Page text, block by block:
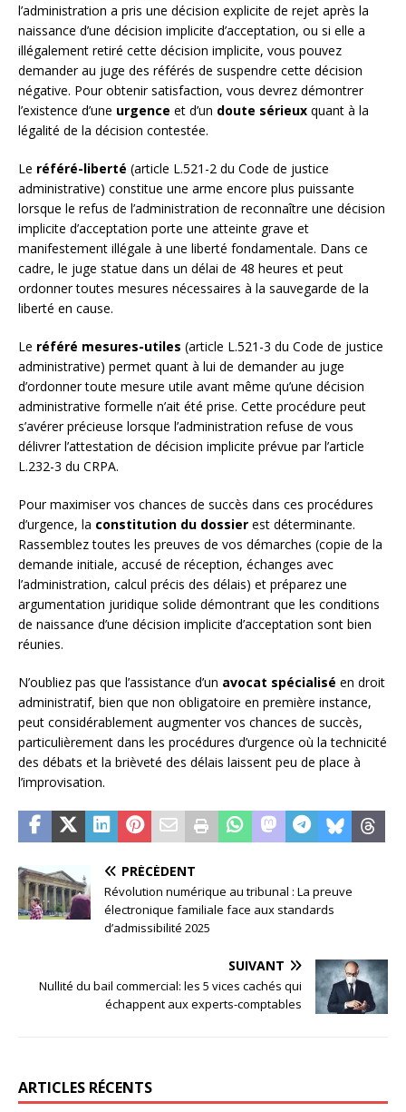
l’administration a pris une décision explicite de rejet après la
naissance d’une décision implicite d’acceptation, ou si elle a
illégalement retiré cette décision implicite, vous pouvez
demander au juge des référés de suspendre cette décision
négative. Pour obtenir satisfaction, vous devrez démontrer
l’existence d’une urgence et d’un doute sérieux quant à la
légalité de la décision contestée.
Le référé-liberté (article L.521-2 du Code de justice
administrative) constitue une arme encore plus puissante
lorsque le refus de l’administration de reconnaître une décision
implicite d’acceptation porte une atteinte grave et
manifestement illégale à une liberté fondamentale. Dans ce
cadre, le juge statue dans un délai de 48 heures et peut
ordonner toutes mesures nécessaires à la sauvegarde de la
liberté en cause.
Le référé mesures-utiles (article L.521-3 du Code de justice
administrative) permet quant à lui de demander au juge
d’ordonner toute mesure utile avant même qu’une décision
administrative formelle n’ait été prise. Cette procédure peut
s’avérer précieuse lorsque l’administration refuse de vous
délivrer l’attestation de décision implicite prévue par l’article
L.232-3 du CRPA.
Pour maximiser vos chances de succès dans ces procédures
d’urgence, la constitution du dossier est déterminante.
Rassemblez toutes les preuves de vos démarches (copie de la
demande initiale, accusé de réception, échanges avec
l’administration, calcul précis des délais) et préparez une
argumentation juridique solide démontrant que les conditions
de naissance d’une décision implicite d’acceptation sont bien
réunies.
N’oubliez pas que l’assistance d’un avocat spécialisé en droit
administratif, bien que non obligatoire en première instance,
peut considérablement augmenter vos chances de succès,
particulièrement dans les procédures d’urgence où la technicité
des débats et la brièveté des délais laissent peu de place à
l’improvisation.
PRÉCÉDENT
Révolution numérique au tribunal : La preuve
électronique familiale face aux standards
d’admissibilité 2025
SUIVANT
Nullité du bail commercial: les 5 vices cachés qui
échappent aux experts-comptables
ARTICLES RÉCENTS